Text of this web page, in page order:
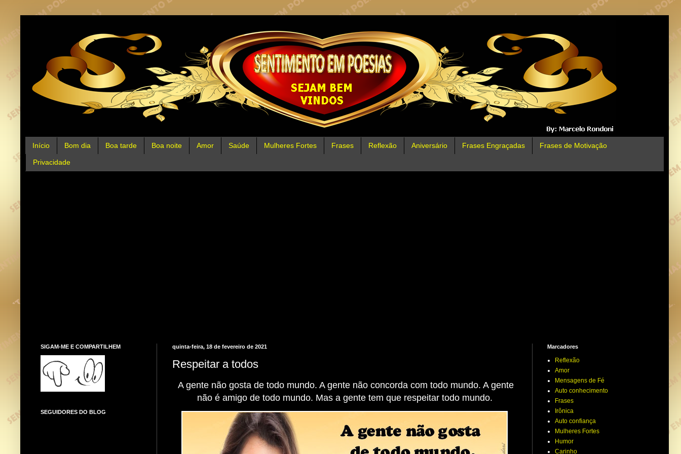
Início Bom dia Boa tarde Boa noite Amor Saúde Mulheres Fortes Frases Reflexão Aniversário Frases Engraçadas Frases de Motivação
Privacidade
quinta-feira, 18 de fevereiro de 2021
Respeitar a todos
A gente não gosta de todo mundo. A gente não concorda com todo mundo. A gente
não é amigo de todo mundo. Mas a gente tem que respeitar todo mundo.
SIGAM-ME E COMPARTILHEM
SEGUIDORES DO BLOG
Marcadores
Reflexão
Amor
Mensagens de Fé
Auto conhecimento
Frases
Irônica
Auto confiança
Mulheres Fortes
Humor
Carinho